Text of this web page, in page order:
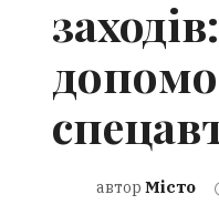
автор Місто